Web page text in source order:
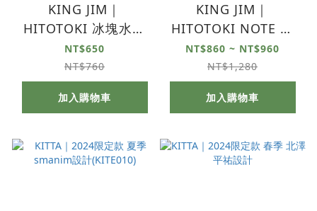
KING JIM｜
HITOTOKI 冰塊水晶
印章 SET 小動物
NT$650
NT$760
加入購物車
KING JIM｜
HITOTOKI NOTE 手
帳筆記本 拉鍊款 天
鵝/森林
NT$860 ~ NT$960
NT$1,280
加入購物車